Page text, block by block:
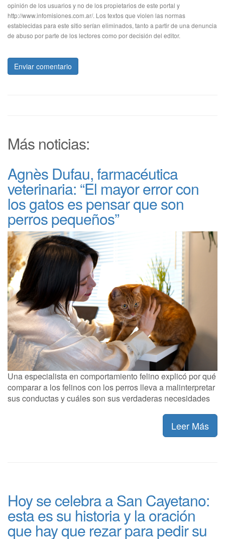
opinión de los usuarios y no de los propietarios de este portal y
http://www.infomisiones.com.ar/. Los textos que violen las normas
establecidas para este sitio serían eliminados, tanto a partir de una denuncia
de abuso por parte de los lectores como por decisión del editor.
Enviar comentario
Más noticias:
Agnès Dufau, farmacéutica
veterinaria: “El mayor error con
los gatos es pensar que son
perros pequeños”
Una especialista en comportamiento felino explicó por qué
comparar a los felinos con los perros lleva a malinterpretar
sus conductas y cuáles son sus verdaderas necesidades
Leer Más
Hoy se celebra a San Cayetano:
esta es su historia y la oración
que hay que rezar para pedir su